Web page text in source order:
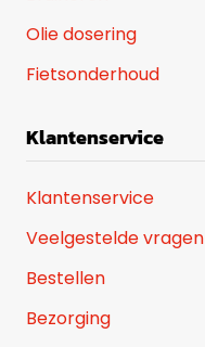
Olie dosering
Fietsonderhoud
Klantenservice
Klantenservice
Veelgestelde vragen
Bestellen
Bezorging